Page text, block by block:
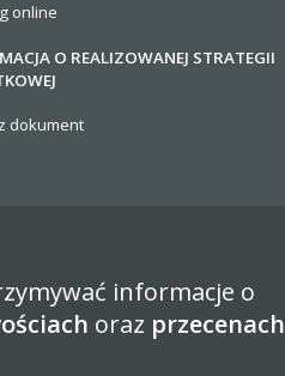
online
O REALIZOWANEJ STRATEGII
dokument
informacje o
oraz przecenach